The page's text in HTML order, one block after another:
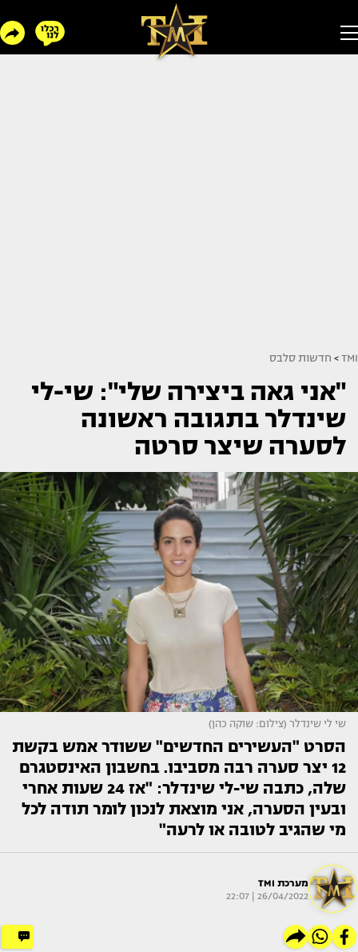
TMI
> חדשות סלבס
"אני גאה ביצירה שלי": שי-לי
שינדלר בתגובה ראשונה
לסערה שיצר סרטה
שי לי שינדלר (צילום: שוקה כהן)
הסרט "העשירים החדשים" ששודר אמש בקשת
12 יצר סערה רבה מסביבו. בחשבון האינסטגרם
שלה, כתבה שי-לי שינדלר: "אז 24 שעות אחרי
ובעין הסערה, אני מוצאת לנכון לומר תודה לכל
מי שהגיב לטובה או לרעה"
מערכת TMI
26/04/2022 | 22:07